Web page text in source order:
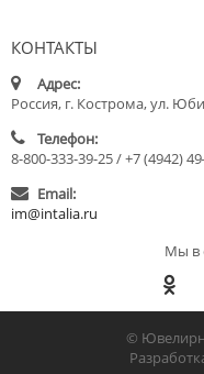
КОНТАКТЫ
Адрес:
Россия, г. Кострома, ул.
Телефон:
8-800-333-39-25 / +7 (4942)
Email:
im@intalia.ru
Мы в
©